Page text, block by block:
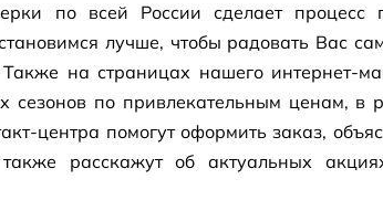
по всей России сделает процесс
лучше, чтобы радовать Вас
на страницах нашего интернет-
сезонов по привлекательным ценам, в
центра помогут оформить заказ,
расскажут об актуальных